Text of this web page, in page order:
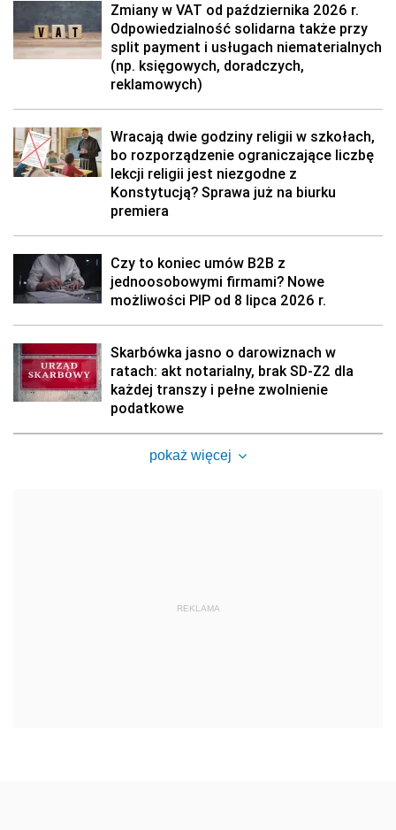
Zmiany w VAT od października 2026 r.
Odpowiedzialność solidarna także przy
split payment i usługach niematerialnych
(np. księgowych, doradczych,
reklamowych)
Wracają dwie godziny religii w szkołach,
bo rozporządzenie ograniczające liczbę
lekcji religii jest niezgodne z
Konstytucją? Sprawa już na biurku
premiera
Czy to koniec umów B2B z
jednoosobowymi firmami? Nowe
możliwości PIP od 8 lipca 2026 r.
Skarbówka jasno o darowiznach w
ratach: akt notarialny, brak SD-Z2 dla
każdej transzy i pełne zwolnienie
podatkowe
pokaż więcej
REKLAMA